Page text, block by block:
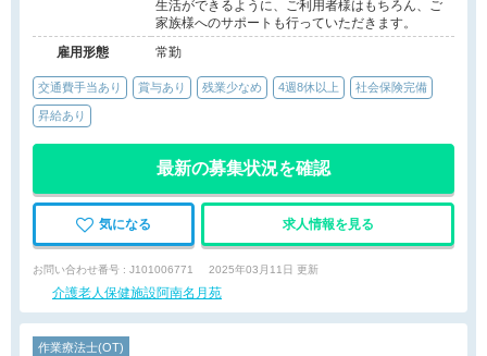
生活ができるように、ご利用者様はもちろん、ご
家族様へのサポートも行っていただきます。
雇用形態
常勤
交通費手当あり 賞与あり 残業少なめ 4週8休以上 社会保険完備
昇給あり
最新の募集状況を確認
気になる 求人情報を見る
お問い合わせ番号 : J101006771 2025年03月11日 更新
介護老人保健施設阿南名月苑
作業療法士(OT)